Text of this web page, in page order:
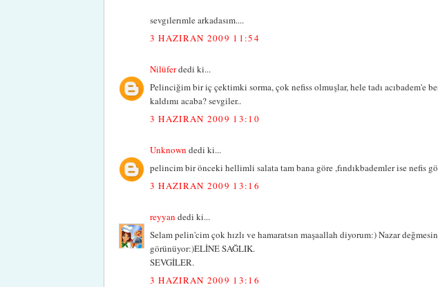
sevgılerımle arkadasım....
3 HAZIRAN 2009 11:54
Nilüferdedi ki...
Pelinciğim bir iç çektimki sorma, çok nefiss olmuşlar, hele tadı acıbadem'e
kaldımı acaba? sevgiler..
3 HAZIRAN 2009 13:10
Unknown dedi ki...
pelincim bir önceki hellimli salata tam bana göre ,fındıkbademler ise nefis
3 HAZIRAN 2009 13:16
reyyan dedi ki...
Selam pelin'cim çok hızlı ve hamaratsın maşaallah diyorum:) Nazar
görünüyor:)ELİNE SAĞLIK.
SEVGİLER.
3 HAZIRAN 2009 13:16